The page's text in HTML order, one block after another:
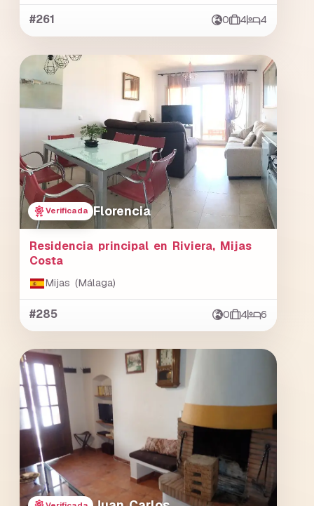
#261 0 4 4
Verificada Florencia
Residencia principal en Riviera, Mijas
Costa
Mijas (Málaga)
#285 0 4 6